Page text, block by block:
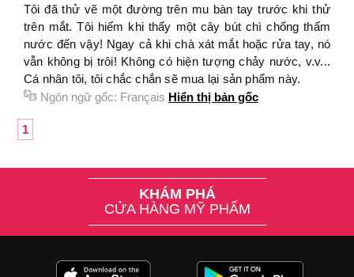
Tôi đã thử vẽ một đường trên mu bàn tay trước khi thử
trên mắt. Tôi hiếm khi thấy một cây bút chì chống thấm
nước đến vậy! Ngay cả khi chà xát mắt hoặc rửa tay, nó
vẫn không bị trôi! Không có hiện tượng chảy nước, v.v...
Cá nhân tôi, tôi chắc chắn sẽ mua lại sản phẩm này.
Ngôn ngữ gốc: Français Hiển thị bản gốc
1
KHÁM PHÁ
CỬA HÀNG MỸ PHẨM